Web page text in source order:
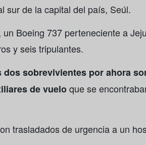
sur de la capital del país, Seúl.
un Boeing 737 perteneciente a
y seis tripulantes.
dos sobrevivientes por ahora
de vueloque se
trasladados de urgencia a un